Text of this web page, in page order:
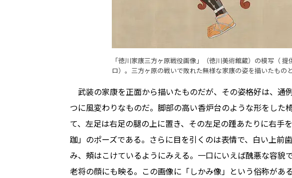
「徳川家康三方ヶ原戦役画像」（徳川美術館蔵）の模写（ 提
ロ）。三方ヶ原の戦いで敗れた無様な家康の姿を描いたもの
武装の家康を正面から描いたものだが、その姿格好は、通
つに風変わりなものだ。脚部の高い香炉台のような形をした
て、左足は右足の腿の上に置き、その左足の踵あたりに右手
跏」のポーズである。さらに目を引くのは表情で、白い上前
み、頰はこけているようにみえる。一口にいえば醜悪な容貌
老将の顔にも映る。この画像に「しかみ像」という俗称がある